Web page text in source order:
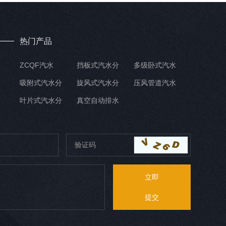
热门产品
ZCQF汽水 挡板式汽水分 多级卧式汽水
吸附式汽水分 旋风式汽水分 压风管道汽水
叶片式汽水分 真空自动排水
立即
提交